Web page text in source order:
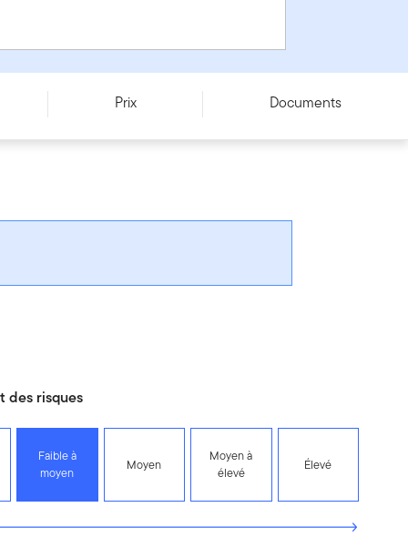
Prix Documents
des risques
Faible à
moyen
Moyen
Moyen à
élevé
Élevé